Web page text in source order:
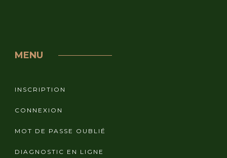
MENU
INSCRIPTION
CONNEXION
MOT DE PASSE OUBLIÉ
DIAGNOSTIC EN LIGNE